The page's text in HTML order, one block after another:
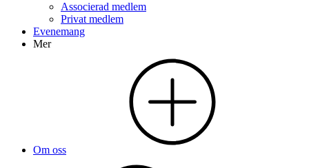
Associerad medlem
Privat medlem
Evenemang
Mer
Om oss